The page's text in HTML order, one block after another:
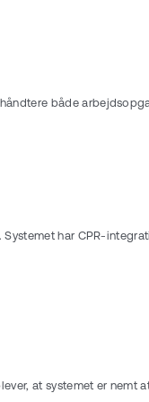
både
har CPR-
at systemet er nemt